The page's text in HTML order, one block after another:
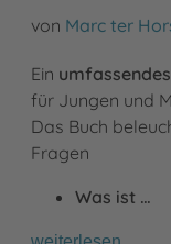
von Marc ter
Ein
für Jungen und
Das Buch
Fragen
Was ist …